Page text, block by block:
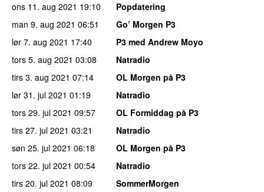
ons 11. aug 2021 19:10
Popdatering
man 9. aug 2021 06:51
Go’ Morgen P3
lør 7. aug 2021 17:40
P3 med Andrew Moyo
tors 5. aug 2021 03:08
Natradio
tirs 3. aug 2021 07:14
OL Morgen på P3
lør 31. jul 2021 01:19
Natradio
tors 29. jul 2021 09:57
OL Formiddag på P3
tirs 27. jul 2021 03:21
Natradio
søn 25. jul 2021 06:18
OL Morgen på P3
tors 22. jul 2021 00:54
Natradio
tirs 20. jul 2021 08:09
SommerMorgen